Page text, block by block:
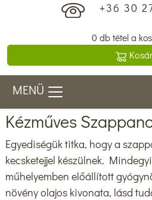
+36 30
0 db tétel a
Kosár
MENÜ
Kézműves
Egyediségük titka, hogy a
kecsketejjel készülnek.
műhelyemben előállított
növény olajos kivonata, lásd